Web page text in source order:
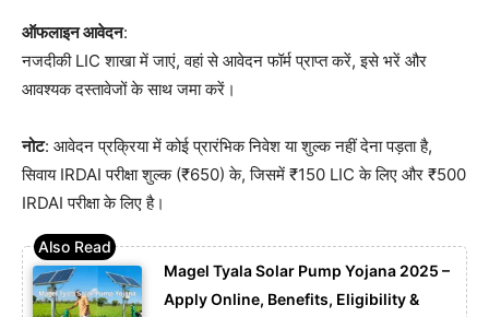
ऑफलाइन आवेदन:
नजदीकी LIC शाखा में जाएं, वहां से आवेदन फॉर्म प्राप्त करें, इसे भरें और
आवश्यक दस्तावेजों के साथ जमा करें।
नोट: आवेदन प्रक्रिया में कोई प्रारंभिक निवेश या शुल्क नहीं देना पड़ता है,
सिवाय IRDAI परीक्षा शुल्क (₹650) के, जिसमें ₹150 LIC के लिए और ₹500
IRDAI परीक्षा के लिए है।
Magel Tyala Solar Pump Yojana 2025 –
Apply Online, Benefits, Eligibility &